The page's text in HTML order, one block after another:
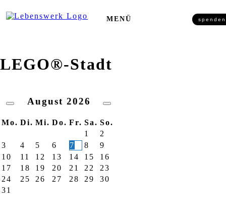
MENÜ spenden
LEGO®-Stadt
August 2026
Mo. Di. Mi. Do. Fr. Sa. So.
1
2
3
4 5 6 7 8
9
10
11 12 13 14 15
16
17
18 19 20 21 22
23
24
25 26 27 28 29
30
31